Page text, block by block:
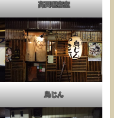
高田理容室
鳥じん